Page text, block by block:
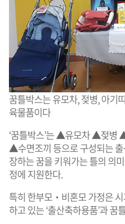
꿈틀박스는 유모차, 젖병, 아기
육물품이다
‘꿈틀박스’는 ▲유모차 ▲젖
▲수면조끼 등으로 구성되는
장하는 꿈을 키워가는 틀의 의
정에 지원한다.
특히 한부모‧비혼모 가정은
하고 있는 ‘출산축하용품’과